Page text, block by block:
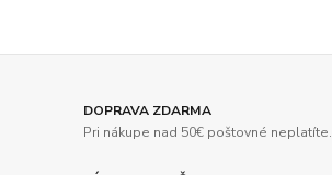
DOPRAVA ZDARMA
Pri nákupe nad 50€ poštovné neplatíte.